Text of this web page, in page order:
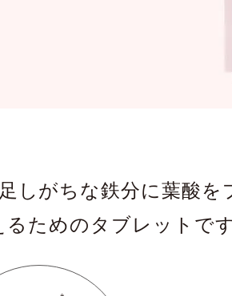
しがちな鉄分に葉酸を
ためのタブレットです